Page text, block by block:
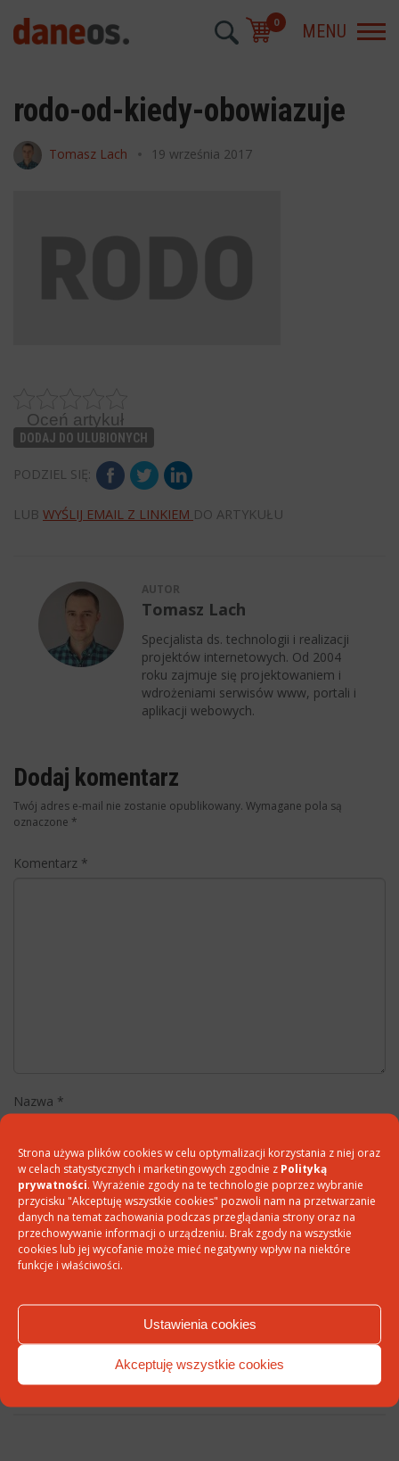
Strona używa plików cookies w celu optymalizacji korzystania z niej oraz
w celach statystycznych i marketingowych zgodnie z Polityką
prywatności. Wyrażenie zgody na te technologie poprzez wybranie
przycisku "Akceptuję wszystkie cookies" pozwoli nam na przetwarzanie
danych na temat zachowania podczas przeglądania strony oraz na
przechowywanie informacji o urządzeniu. Brak zgody na wszystkie
cookies lub jej wycofanie może mieć negatywny wpływ na niektóre
funkcje i właściwości.
Akceptuję wszystkie cookies
Ustawienia cookies
MENU
0
rodo-od-kiedy-obowiazuje
Tomasz Lach 19 września 2017
Oceń artykuł
DODAJ DO ULUBIONYCH
PODZIEL SIĘ:
LUB WYŚLIJ EMAIL Z LINKIEM DO ARTYKUŁU
AUTOR
Tomasz Lach
Specjalista ds. technologii i realizacji
projektów internetowych. Od 2004
roku zajmuje się projektowaniem i
wdrożeniami serwisów www, portali i
aplikacji webowych.
Dodaj komentarz
Twój adres e-mail nie zostanie opublikowany. Wymagane pola są
oznaczone *
Komentarz *
Nazwa *
E-mail*
Witryna internetowa